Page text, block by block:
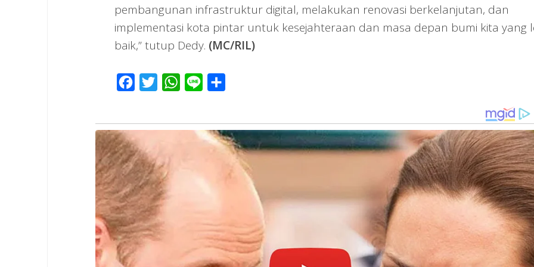
pembangunan infrastruktur digital, melakukan renovasi berkelanjutan, dan
implementasi kota pintar untuk kesejahteraan dan masa depan bumi kita yang
baik,” tutup Dedy. (MC/RIL)
Facebook
Twitter WhatsApp
Line